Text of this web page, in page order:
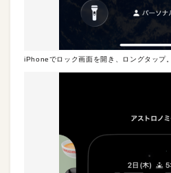
iPhoneでロック画面を開き、ロングタップ。